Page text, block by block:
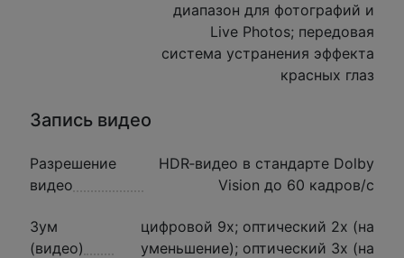
диапазон для фотографий и
Live Photos; передовая
система устранения эффекта
красных глаз
Запись видео
Разрешение
видео
HDR‑видео в стандарте Dolby
Vision до 60 кадров/ с
Зум
(видео)
цифровой 9х; оптический 2x (на
уменьшение); оптический 3x (на